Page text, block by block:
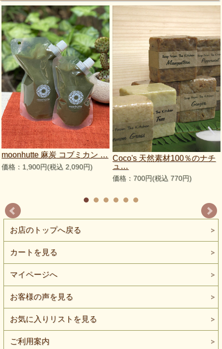
moonhutte 麻炭 コブミカン …
価格：1,900円(税込 2,090円)
Coco's 天然素材100％のナチ
ュ…
価格：700円(税込 770円)
お店のトップへ戻る
カートを見る
マイページへ
お客様の声を見る
お気に入りリストを見る
ご利用案内